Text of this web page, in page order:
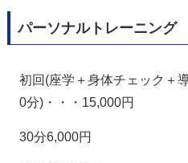
パーソナルトレーニング
初回(座学＋身体チェック＋
0分)・・・15,000円
30分6,000円